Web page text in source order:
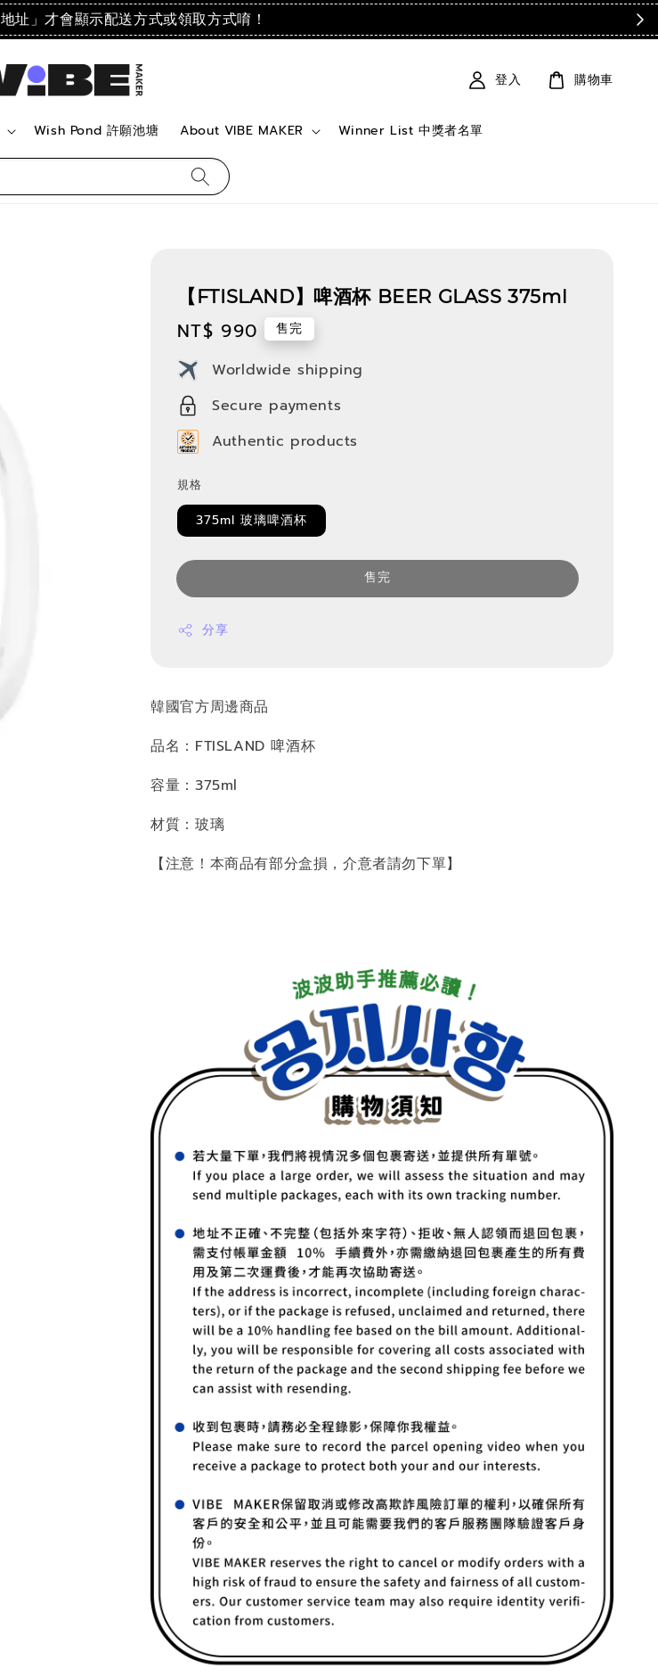
址」才會顯示配送方式或領取方式唷！
Wish Pond 許願池塘 About VIBE MAKER Winner List 中獎者名單
登入 購物車
【FTISLAND】啤酒杯 BEER GLASS 375ml
Regular
price
NT$ 990 售完
Worldwide shipping
Secure payments
Authentic products
規格
375ml 玻璃啤酒杯
售完
分享
韓國官方周邊商品
品名：FTISLAND 啤酒杯
容量：375ml
材質：玻璃
【注意！本商品有部分盒損，介意者請勿下單】